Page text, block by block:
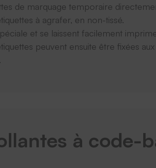
de marquage temporaire
à agrafer, en non-tissé.
et se laissent facilement
peuvent ensuite être fixées
à code-